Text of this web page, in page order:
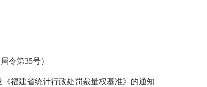
令第35号）
福建省统计行政处罚裁量权基准》的通知